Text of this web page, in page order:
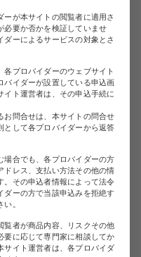
ーが本サイトの閲覧者に適用さ
必要か否かを検証していませ
ーによるサービスの対象とさ
プロバイダーのウェブサイト
バイダーが設置している申込画
イト運営者は、その申込手続に
お問合せは、本サイトの問合せ
として各プロバイダーから返答
場合でも、各プロバイダーの方
ドレス、支払い方法その他の情
。その申込者情報によって法令
ダーの方で当該申込みを拒絶す
。
覧者が商品内容、リスクその他
要に応じて専門家に相談してか
サイト運営者は、各プロバイダ